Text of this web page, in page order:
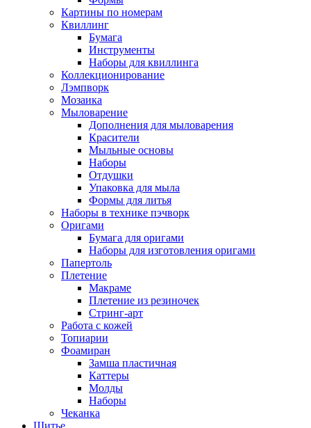
Картины по номерам
Квиллинг
Бумага
Инструменты
Наборы для квиллинга
Коллекционирование
Лэмпворк
Мозаика
Мыловарение
Дополнения для мыловарения
Красители
Мыльные основы
Наборы
Отдушки
Упаковка для мыла
Формы для литья
Наборы в технике пэчворк
Оригами
Бумага для оригами
Наборы для изготовления оригами
Папертоль
Плетение
Макраме
Плетение из резиночек
Стринг-арт
Работа с кожей
Топиарии
Фоамиран
Замша пластичная
Каттеры
Молды
Наборы
Чеканка
Шитье